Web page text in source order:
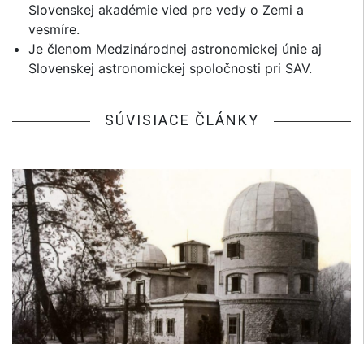
Slovenskej akadémie vied pre vedy o Zemi a
vesmíre.
Je členom Medzinárodnej astronomickej únie aj
Slovenskej astronomickej spoločnosti pri SAV.
SÚVISIACE ČLÁNKY